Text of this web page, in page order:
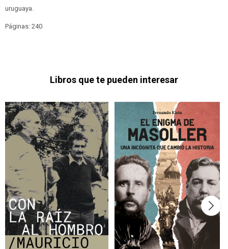
uruguaya.
Páginas: 240
Libros que te pueden interesar